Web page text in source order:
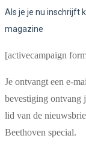
Als je je nu inschrijft
magazine
[activecampaign
Je ontvangt een e-
bevestiging ontvang
lid van de
Beethoven special.